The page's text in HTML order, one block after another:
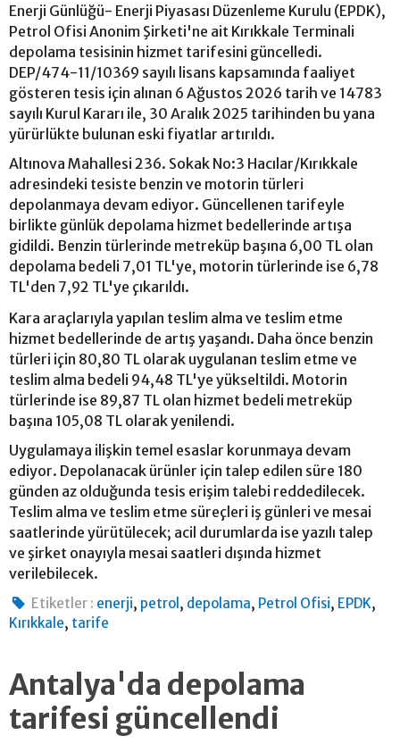
Enerji Günlüğü- Enerji Piyasası Düzenleme Kurulu (EPDK),
Petrol Ofisi Anonim Şirketi'ne ait Kırıkkale Terminali
depolama tesisinin hizmet tarifesini güncelledi.
DEP/474-11/10369 sayılı lisans kapsamında faaliyet
gösteren tesis için alınan 6 Ağustos 2026 tarih ve 14783
sayılı Kurul Kararı ile, 30 Aralık 2025 tarihinden bu yana
yürürlükte bulunan eski fiyatlar artırıldı.
Altınova Mahallesi 236. Sokak No:3 Hacılar/Kırıkkale
adresindeki tesiste benzin ve motorin türleri
depolanmaya devam ediyor. Güncellenen tarifeyle
birlikte günlük depolama hizmet bedellerinde artışa
gidildi. Benzin türlerinde metreküp başına 6,00 TL olan
depolama bedeli 7,01 TL'ye, motorin türlerinde ise 6,78
TL'den 7,92 TL'ye çıkarıldı.
Kara araçlarıyla yapılan teslim alma ve teslim etme
hizmet bedellerinde de artış yaşandı. Daha önce benzin
türleri için 80,80 TL olarak uygulanan teslim etme ve
teslim alma bedeli 94,48 TL'ye yükseltildi. Motorin
türlerinde ise 89,87 TL olan hizmet bedeli metreküp
başına 105,08 TL olarak yenilendi.
Uygulamaya ilişkin temel esaslar korunmaya devam
ediyor. Depolanacak ürünler için talep edilen süre 180
günden az olduğunda tesis erişim talebi reddedilecek.
Teslim alma ve teslim etme süreçleri iş günleri ve mesai
saatlerinde yürütülecek; acil durumlarda ise yazılı talep
ve şirket onayıyla mesai saatleri dışında hizmet
verilebilecek.
Etiketler : enerji, petrol , depolama, Petrol Ofisi, EPDK,
Kırıkkale, tarife
Antalya'da depolama
tarifesi güncellendi